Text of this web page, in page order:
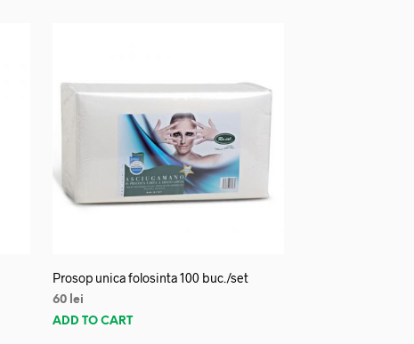
Prosop unica folosinta 100 buc./set
60 lei
ADD TO CART